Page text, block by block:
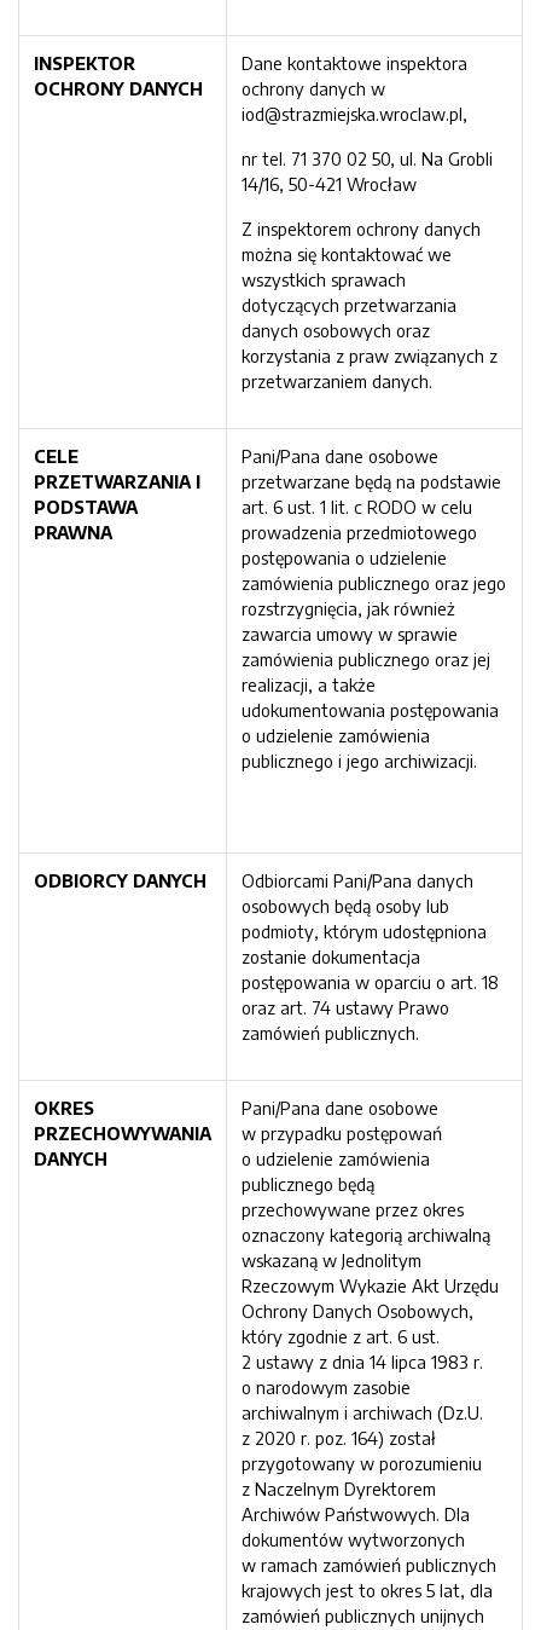
INSPEKTOR
OCHRONY DANYCH
Dane kontaktowe inspektora
ochrony danych w
iod@strazmiejska.wroclaw.pl,
nr tel. 71 370 02 50, ul. Na Grobli
14/16, 50-421 Wrocław
Z inspektorem ochrony danych
można się kontaktować we
wszystkich sprawach
dotyczących przetwarzania
danych osobowych oraz
korzystania z praw związanych z
przetwarzaniem danych.
CELE
PRZETWARZANIA I
PODSTAWA
PRAWNA
Pani/Pana dane osobowe
przetwarzane będą na podstawie
art. 6 ust. 1 lit. c RODO w celu
prowadzenia przedmiotowego
postępowania o udzielenie
zamówienia publicznego oraz jego
rozstrzygnięcia, jak również
zawarcia umowy w sprawie
zamówienia publicznego oraz jej
realizacji, a także
udokumentowania postępowania
o udzielenie zamówienia
publicznego i jego archiwizacji.
ODBIORCY DANYCH
Odbiorcami Pani/Pana danych
osobowych będą osoby lub
podmioty, którym udostępniona
zostanie dokumentacja
postępowania w oparciu o art. 18
oraz art. 74 ustawy Prawo
zamówień publicznych.
OKRES
PRZECHOWYWANIA
DANYCH
Pani/Pana dane osobowe
w przypadku postępowań
o udzielenie zamówienia
publicznego będą
przechowywane przez okres
oznaczony kategorią archiwalną
wskazaną w Jednolitym
Rzeczowym Wykazie Akt Urzędu
Ochrony Danych Osobowych,
który zgodnie z art. 6 ust.
2 ustawy z dnia 14 lipca 1983 r.
o narodowym zasobie
archiwalnym i archiwach (Dz.U.
z 2020 r. poz. 164) został
przygotowany w porozumieniu
z Naczelnym Dyrektorem
Archiwów Państwowych. Dla
dokumentów wytworzonych
w ramach zamówień publicznych
krajowych jest to okres 5 lat, dla
zamówień publicznych unijnych